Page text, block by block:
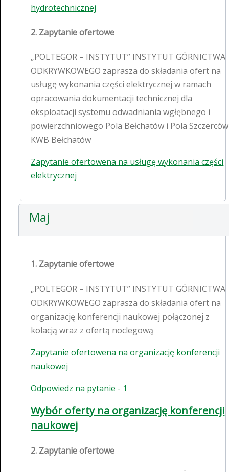
hydrotechnicznej
2. Zapytanie ofertowe
„POLTEGOR – INSTYTUT” INSTYTUT GÓRNICTWA
ODKRYWKOWEGO zaprasza do składania ofert na
usługę wykonania części elektrycznej w ramach
opracowania dokumentacji technicznej dla
eksploatacji systemu odwadniania wgłębnego i
powierzchniowego Pola Bełchatów i Pola Szczerców
KWB Bełchatów
Zapytanie ofertowena na usługę wykonania części
elektrycznej
Maj
1. Zapytanie ofertowe
„POLTEGOR – INSTYTUT” INSTYTUT GÓRNICTWA
ODKRYWKOWEGO zaprasza do składania ofert na
organizację konferencji naukowej połączonej z
kolacją wraz z ofertą noclegową
Zapytanie ofertowena na organizację konferencji
naukowej
Odpowiedz na pytanie - 1
Wybór oferty na organizację konferencji
naukowej
2. Zapytanie ofertowe